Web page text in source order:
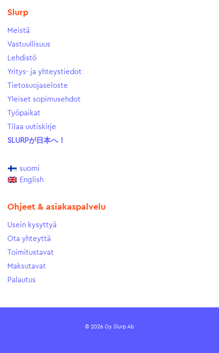
Slurp
Meistä
Vastuullisuus
Lehdistö
Yritys- ja yhteystiedot
Tietosuojaseloste
Yleiset sopimusehdot
Työpaikat
Tilaa uutiskirje
SLURPが日本へ！
suomi
English
Ohjeet & asiakaspalvelu
Usein kysyttyä
Ota yhteyttä
Toimitustavat
Maksutavat
Palautus
© 2026 Oy Slurp Ab